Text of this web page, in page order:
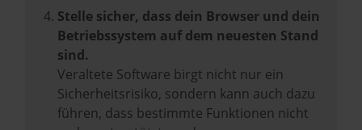
Stelle sicher, dass dein Browser und dein
Betriebssystem auf dem neuesten Stand
sind.
Veraltete Software birgt nicht nur ein
Sicherheitsrisiko, sondern kann auch dazu
führen, dass bestimmte Funktionen nicht